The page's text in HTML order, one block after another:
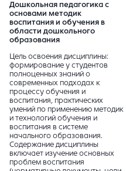
Дошкольная педагогика с
основами методик
воспитания и обучения в
области дошкольного
образования
Цель освоения дисциплины:
формирование у студентов
полноценных знаний о
современных подходах к
процессу обучения и
воспитания, практических
умений по применению методик
и технологий обучения и
воспитания в системе
начального образования.
Содержание дисциплины
включает изучение основных
проблем воспитания